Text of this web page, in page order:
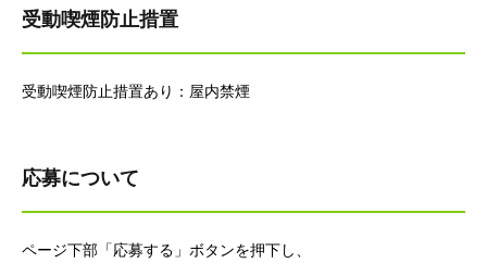
受動喫煙防止措置
受動喫煙防止措置あり：屋内禁煙
応募について
ページ下部「応募する」ボタンを押下し、